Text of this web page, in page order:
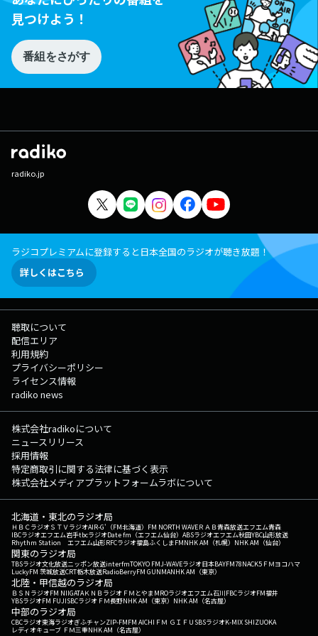
見つけよう！
番組をさがす
radiko.jp
ラジコプレミアムに登録すると日本全国のラジオが聴き放題！
詳しくはこちら
聴取について
配信エリア
利用規約
プライバシーポリシー
ライセンス情報
radiko news
株式会社radikoについて
ニュースリリース
採用情報
特定商取引に関する法律に基づく表示
株式会社メディアプラットフォームラボについて
北海道・東北のラジオ局
ＨＢＣラジオＳＴＶラジオAIR-G'（FM北海道） FM NORTH WAVEＲＡＢ青森放送エフエム青森
IBCラジオエフエム岩手tbcラジオDate fm（エフエム仙台） ABSラジオエフエム秋田YBC山形放送
Rhythm Station エフエム山形RFCラジオ福島ふくしまFMNHK AM（札幌） NHK AM（仙台）
関東のラジオ局
TBSラジオ文化放送ニッポン放送interfmTOKYO FMJ-WAVEラジオ日本BAYFM78NACK5 ＦＭヨコハマ
LuckyFM 茨城放送CRT栃木放送RadioBerryFM GUNMANHK AM（東京）
北陸・甲信越のラジオ局
ＢＳＮラジオFM NIIGATAＫＮＢラジオ ＦＭとやまMROラジオエフエム石川FBCラジオFM福井
YBSラジオFM FUJISBCラジオ ＦＭ長野NHK AM（東京） NHK AM（名古屋）
中部のラジオ局
CBCラジオ東海ラジオぎふチャンZIP-FMFM AICHI ＦＭ ＧＩＦＵ SBSラジオK-MIX SHIZUOKA
レディオキューブ ＦＭ三重NHK AM（名古屋）